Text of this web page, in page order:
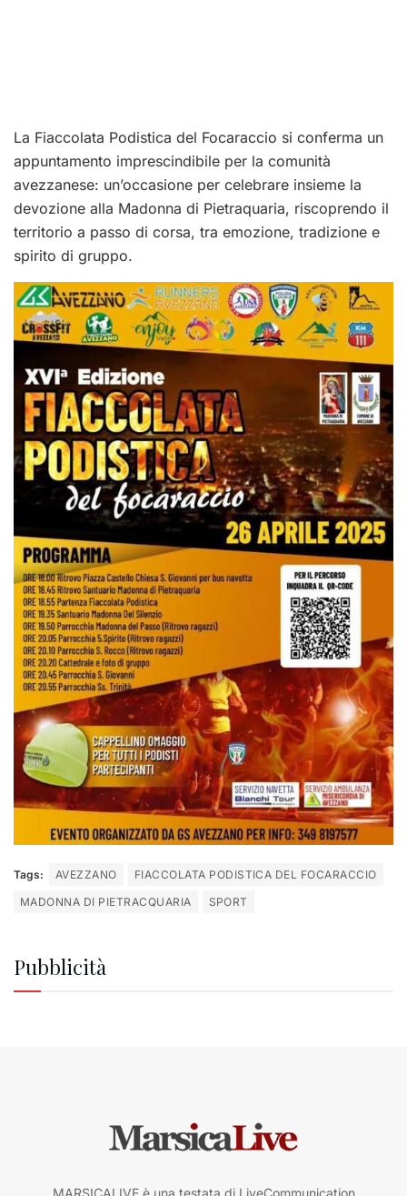
La Fiaccolata Podistica del Focaraccio si conferma un
appuntamento imprescindibile per la comunità
avezzanese: un’occasione per celebrare insieme la
devozione alla Madonna di Pietraquaria, riscoprendo il
territorio a passo di corsa, tra emozione, tradizione e
spirito di gruppo.
Tags: AVEZZANO
FIACCOLATA PODISTICA DEL FOCARACCIO
MADONNA DI PIETRACQUARIA
SPORT
Pubblicità